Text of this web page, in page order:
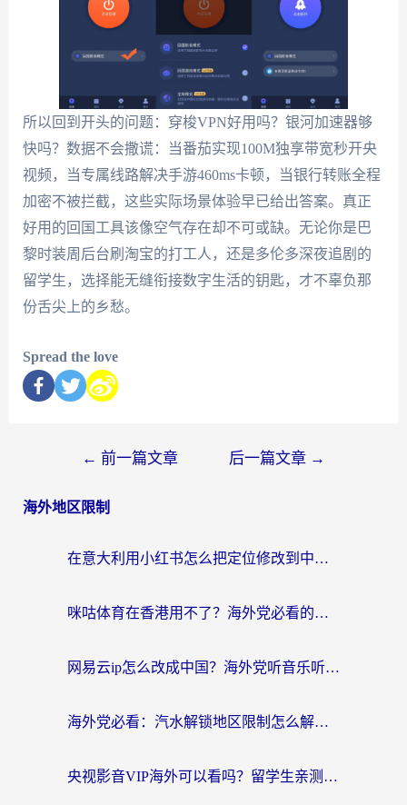
所以回到开头的问题：穿梭VPN好用吗？银河加速器够
快吗？数据不会撒谎：当番茄实现100M独享带宽秒开央
视频，当专属线路解决手游460ms卡顿，当银行转账全程
加密不被拦截，这些实际场景体验早已给出答案。真正
好用的回国工具该像空气存在却不可或缺。无论你是巴
黎时装周后台刷淘宝的打工人，还是多伦多深夜追剧的
留学生，选择能无缝衔接数字生活的钥匙，才不辜负那
份舌尖上的乡愁。
Spread the love
← 前一篇文章 后一篇文章 →
海外地区限制
在意大利用小红书怎么把定位修改到中国国内？3个实用技巧+1个靠谱工具帮你搞定
咪咕体育在香港用不了？海外党必看的回国加速器选择指南（附3个真实场景解决方案）
网易云ip怎么改成中国？海外党听音乐听书的无痛解决方案
海外党必看：汽水解锁地区限制怎么解除？3招解决国内影音&生活服务难题
央视影音VIP海外可以看吗？留学生亲测有效的回国加速器选择指南